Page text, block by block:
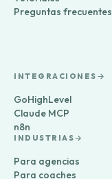
Preguntas frecuentes
INTEGRACIONES
GoHighLevel
Claude MCP
n8n
INDUSTRIAS
Para agencias
Para coaches